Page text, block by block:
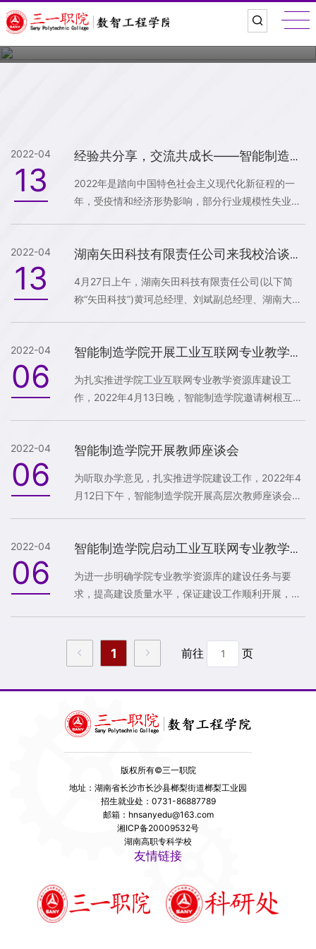
动态新闻 公告
2022-04
13
经验共分享，交流共成长——智能制造学院2022届优秀毕业生分享会
​2022年是踏向中国特色社会主义现代化新征程的一
年，受疫情和经济形势影响，部分行业规模性失业风
专升本及就业形势，在毕业季即将来临之时，三一工
了优秀毕业生分享会。学工办负责人喻坚及实习组辅
导员、在校学生参加会议。
2022-04
13
湖南矢田科技有限责任公司来我校洽谈产学研合作事宜
4月27日上午，湖南矢田科技有限责任公司(以下简
称“矢田科技”)黄珂总经理、刘斌副总经理、湖南大学
先生、智能制造学院副院长孙益辉先生等参加会议。
2022-04
06
智能制造学院开展工业互联网专业教学资源库线上培训
为扎实推进学院工业互联网专业教学资源库建设工
作，2022年4月13日晚，智能制造学院邀请树根互联
程建设负责人及相关教师参加培训。
2022-04
06
智能制造学院开展教师座谈会
为听取办学意见，扎实推进学院建设工作，2022年4
月12日下午，智能制造学院开展高层次教师座谈会，
2022-04
06
智能制造学院启动工业互联网专业教学资源库建设
​为进一步明确学院专业教学资源库的建设任务与要
求，提高建设质量水平，保证建设工作顺利开展，
雄主持，学院院长徐作栋、党支部书记孙益辉、副院
长阳小勇、各课程负责人和教研室主任等参加了会
1 前往 页
版权所有©三一职院
地址：湖南省长沙市长沙县榔梨街道榔梨工业园
招生就业处：0731-86887789
邮箱：hnsanyedu@163.com
湘ICP备20009532号
湖南高职专科学校
友情链接